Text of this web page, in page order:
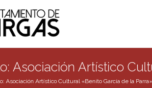
Asociación Artístico
Asociación Artístico Cultural «Benito García de la